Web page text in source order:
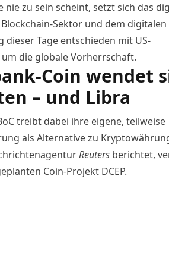
zu sein scheint, setzt sich das
Sektor und dem digitalen
dieser Tage entschieden mit US-
die globale Vorherrschaft.
Coin wendet
– und Libra
treibt dabei ihre eigene, teilweise
als Alternative zu
Reutersberichtet,
Coin-Projekt DCEP.